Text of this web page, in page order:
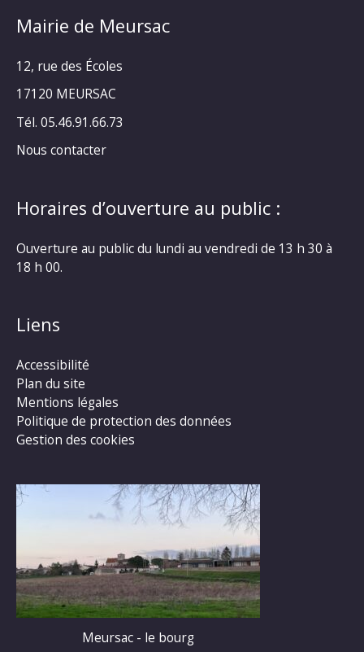
Mairie de Meursac
12, rue des Écoles
17120 MEURSAC
Tél. 05.46.91.66.73
Nous contacter
Horaires d’ouverture au public :
Ouverture au public du lundi au vendredi de 13 h 30 à
18 h 00.
Liens
Accessibilité
Plan du site
Mentions légales
Politique de protection des données
Gestion des cookies
Meursac - le bourg